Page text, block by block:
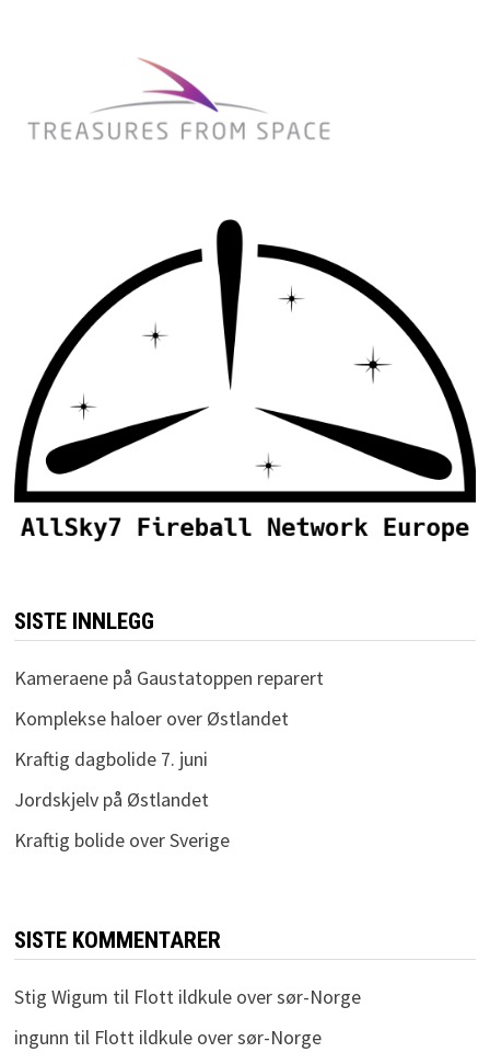
SISTE INNLEGG
Kameraene på Gaustatoppen reparert
Komplekse haloer over Østlandet
Kraftig dagbolide 7. juni
Jordskjelv på Østlandet
Kraftig bolide over Sverige
SISTE KOMMENTARER
Stig Wigum til Flott ildkule over sør-Norge
ingunn til Flott ildkule over sør-Norge